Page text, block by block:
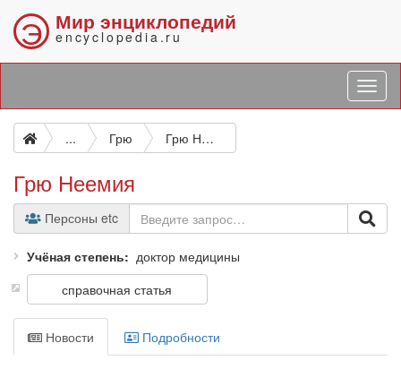
Э Мир энциклопедий
encyclopedia.ru
... Грю Грю Неемия
Грю Неемия
Персоны etc
Учёная степень
доктор медицины
справочная статья
Новости Подробности